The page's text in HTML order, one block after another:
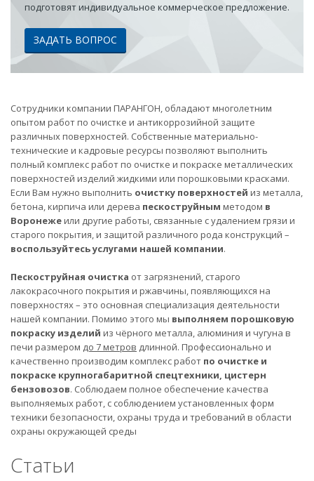
подготовят индивидуальное коммерческое предложение.
ЗАДАТЬ ВОПРОС
Сотрудники компании ПАРАНГОН, обладают многолетним
опытом работ по очистке и антикоррозийной защите
различных поверхностей. Собственные материально-
технические и кадровые ресурсы позволяют выполнить
полный комплекс работ по очистке и покраске металлических
поверхностей изделий жидкими или порошковыми красками.
Если Вам нужно выполнить очистку поверхностей из металла,
бетона, кирпича или дерева пескоструйным методом в
Воронежеили другие работы, связанные с удалением грязи и
старого покрытия, и защитой различного рода конструкций –
воспользуйтесь услугами нашей компании.
Пескоструйная очистка от загрязнений, старого
лакокрасочного покрытия и ржавчины, появляющихся на
поверхностях – это основная специализация деятельности
нашей компании. Помимо этого мы выполняем порошковую
покраску изделий из чёрного металла, алюминия и чугуна в
печи размером до 7 метров длинной. Профессионально и
качественно производим комплекс работ по очистке и
покраске крупногабаритной спецтехники, цистерн
бензовозов. Соблюдаем полное обеспечение качества
выполняемых работ, с соблюдением установленных форм
техники безопасности, охраны труда и требований в области
охраны окружающей среды
Статьи